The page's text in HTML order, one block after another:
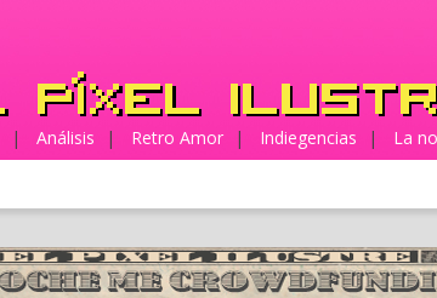
| Análisis | Retro Amor | Indiegencias | La